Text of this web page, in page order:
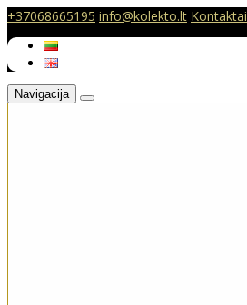
+37068665195 info@kolekto.lt Kontaktai
Navigacija